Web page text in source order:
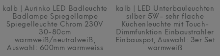
kalb | Aurinko LED Badleuchte
Badlampe Spiegellampe
Spiegelleuchte Chrom 230V
30-80cm
warmweiß/neutralweiß
Auswahl: 600mm warmweiss
kalb | LED Unterbauleuchten
silber 5W- sehr flache
Küchenleuchte mit Touch-
Dimmfunktion Einbaustrahler
Einbauspot , Auswahl: 3er Set
warmweiß